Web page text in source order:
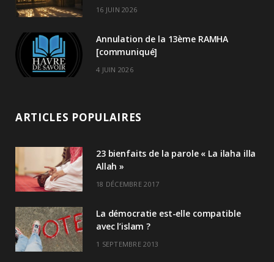
16 JUIN 2026
Annulation de la 13ème RAMHA
[communiqué]
4 JUIN 2026
ARTICLES POPULAIRES
23 bienfaits de la parole « La ilaha illa
Allah »
18 DÉCEMBRE 2017
La démocratie est-elle compatible
avec l’islam ?
1 SEPTEMBRE 2013